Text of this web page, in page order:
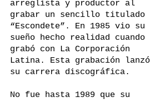
arreglista y productor al
grabar un sencillo titulado
“Escondete”. En 1985 vio su
sueño hecho realidad cuando
grabó con La Corporación
Latina. Esta grabación lanzó
su carrera discográfica.
No fue hasta 1989 que su